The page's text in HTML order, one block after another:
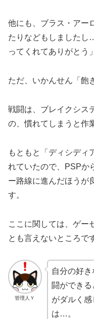
他にも、ブラス・アー
たりなどもしました
ってくれてありがとう
ただ、いかんせん「飽
戦闘は、ブレイクシス
の、慣れてしまうと作
もともと「ディシディ
れていたので、PSPか
ー路線に進んだほうが
す。
ここに関しては、ゲー
とも言えないところで
管理人Ｙ
自分の好
闘ができ
がダルく
は…。